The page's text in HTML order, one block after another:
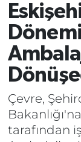
Çevre,
tarafından